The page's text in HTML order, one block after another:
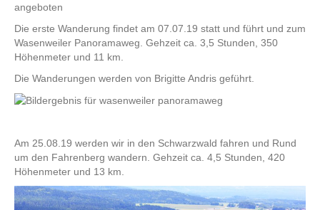
angeboten
Die erste Wanderung findet am 07.07.19 statt und führt und zum
Wasenweiler Panoramaweg. Gehzeit ca. 3,5 Stunden, 350
Höhenmeter und 11 km.
Die Wanderungen werden von Brigitte Andris geführt.
Am 25.08.19 werden wir in den Schwarzwald fahren und Rund
um den Fahrenberg wandern. Gehzeit ca. 4,5 Stunden, 420
Höhenmeter und 13 km.